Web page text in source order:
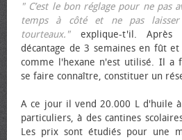
" C’est le bon réglage pour ne pas
temps à côté et ne pas
tourteaux."explique-t'il. Après
décantage de 3 semaines en fût
comme l'hexane n'est utilisé. Il a
se faire connaître, constituer un
A ce jour il vend 20.000 L d'huile
particuliers, à des cantines
Les prix sont étudiés pour une